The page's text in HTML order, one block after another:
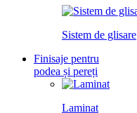
Sistem de glisare
Finisaje pentru
podea și pereți
Laminat